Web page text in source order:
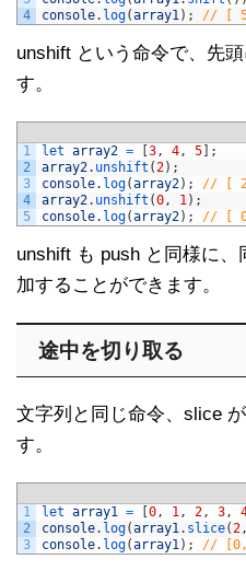
4
console. log(array1) ; // [ 5,
unshift という命令で、先
す。
1
2
3
4
5
let array2 = 3, 4, 5
;
array2. unshift (2) ;
console. log(array2) ;
// [ 2,
array2. unshift (0, 1) ;
console. log(array2) ; // [
unshift も push と同様に
加することができます。
途中を切り取る
文字列と同じ命令、slice
す。
1
2
3
let array1 = 0, 1, 2, 3,
console. log(array1. slice(2,
console. log(array1) ; // [0,